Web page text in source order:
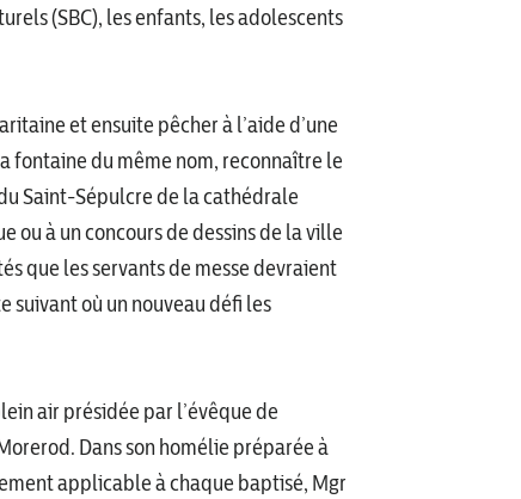
(SBC), les enfants, les adolescents
et ensuite pêcher à l’aide d’une
fontaine du même nom, reconnaître le
Saint-Sépulcre de la cathédrale
ou à un concours de dessins de la ville
que les servants de messe devraient
suivant où un nouveau défi les
air présidée par l’évêque de
Dans son homélie préparée à
applicable à chaque baptisé, Mgr